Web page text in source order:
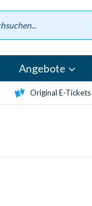
Angebote
Original E-Tickets